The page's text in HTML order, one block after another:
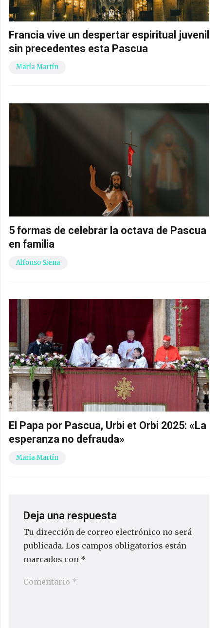
Francia vive un despertar espiritual juvenil
sin precedentes esta Pascua
María Martín
5 formas de celebrar la octava de Pascua
en familia
Alfonso Siena
El Papa por Pascua, Urbi et Orbi 2025: «La
esperanza no defrauda»
María Martín
Deja una respuesta
Tu dirección de correo electrónico no será
publicada. Los campos obligatorios están
marcados con *